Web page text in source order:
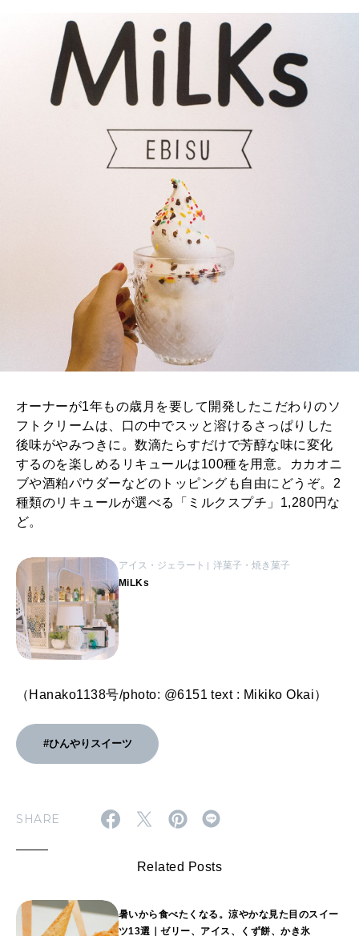
オーナーが1年もの歳月を要して開発したこだわりのソ
フトクリームは、口の中でスッと溶けるさっぱりした
後味がやみつきに。数滴たらすだけで芳醇な味に変化
するのを楽しめるリキュールは100種を用意。カカオニ
ブや酒粕パウダーなどのトッピングも自由にどうぞ。2
種類のリキュールが選べる「ミルクスプチ」1,280円な
ど。
アイス・ジェラート 洋菓子・焼き菓子
MiLKs
（Hanako1138号/photo: @6151 text : Mikiko Okai）
#ひんやりスイーツ
SHARE
Related Posts
暑いから食べたくなる。涼やかな見た目のスイー
ツ13選｜ゼリー、アイス、くず餅、かき氷